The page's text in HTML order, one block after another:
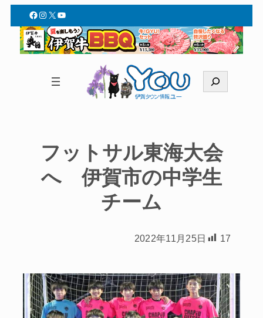
Facebook
Instagram
X YouTube
索
フットサル東海大会
へ 伊賀市の中学生
チーム
2022年11月25日 17